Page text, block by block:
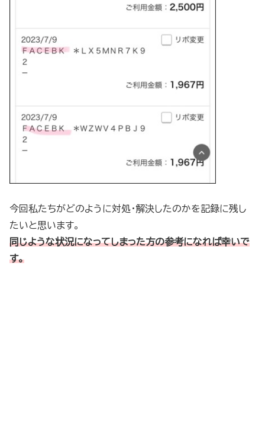
今回私たちがどのように対処・解決したのかを記録に残し
たいと思います。
同じような状況になってしまった方の参考になれば幸いで
す。